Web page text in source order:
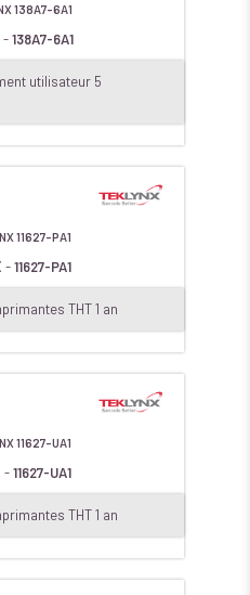
-138A7-6A1
utilisateur 5
-11627-PA1
THT 1 an
-11627-UA1
THT 1 an